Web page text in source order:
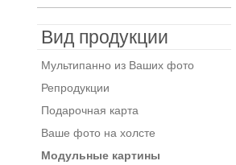
Вид продукции
Мультипанно из Ваших фото
Репродукции
Подарочная карта
Ваше фото на холсте
Модульные картины